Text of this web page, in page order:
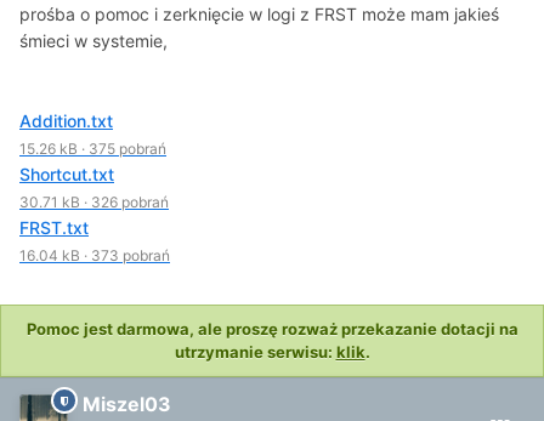
prośba o pomoc i zerknięcie w logi z FRST może mam jakieś
śmieci w systemie,
Addition.txt
15.26 kB · 375 pobrań
Shortcut.txt
30.71 kB · 326 pobrań
FRST.txt
16.04 kB · 373 pobrań
Pomoc jest darmowa, ale proszę rozważ przekazanie dotacji na
utrzymanie serwisu: klik.
Miszel03